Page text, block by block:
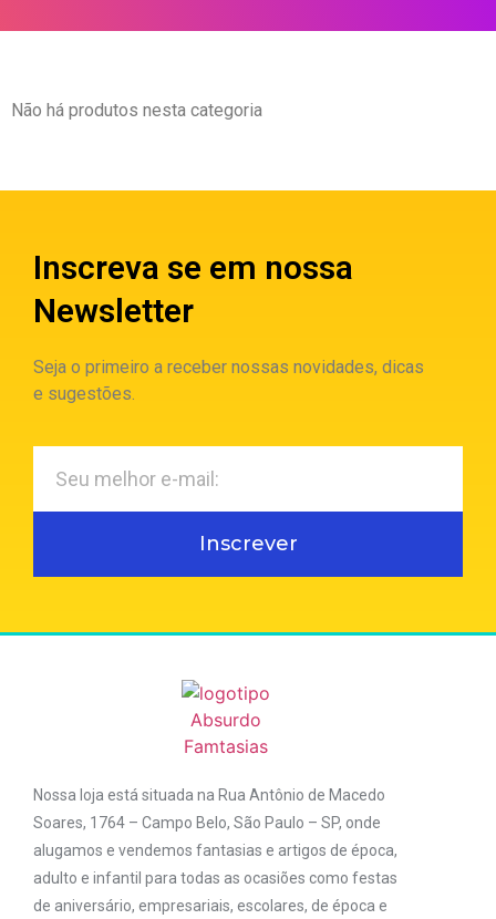
Não há produtos nesta categoria
Inscreva se em nossa
Newsletter
Seja o primeiro a receber nossas novidades, dicas
e sugestões.
Inscrever
Nossa loja está situada na Rua Antônio de Macedo
Soares, 1764 – Campo Belo, São Paulo – SP, onde
alugamos e vendemos fantasias e artigos de época,
adulto e infantil para todas as ocasiões como festas
de aniversário, empresariais, escolares, de época e